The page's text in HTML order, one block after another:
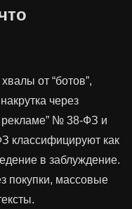
от “ботов”,
через
№ 38-ФЗ и
классифицируют как
в заблуждение.
покупки, массовые